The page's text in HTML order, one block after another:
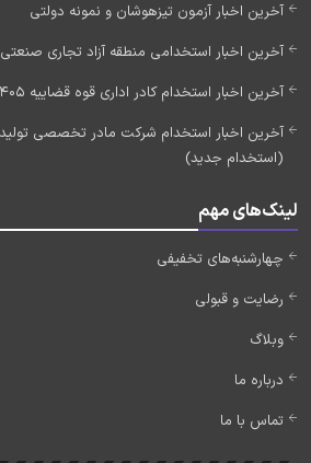
آخرین اخبار آزمون تیزهوشان و نمونه دولتی
آخرین اخبار استخدامی منطقه آزاد تجاری صنعتی 1405
آخرین اخبار استخدام کادر اداری قوه قضاییه 1405 (به زودی)
(استخدام جدید)
لینک‌های مهم
چهارشنبه‌های تخفیفی
رضایت و قبولی
وبلاگ
درباره ما
تماس با ما